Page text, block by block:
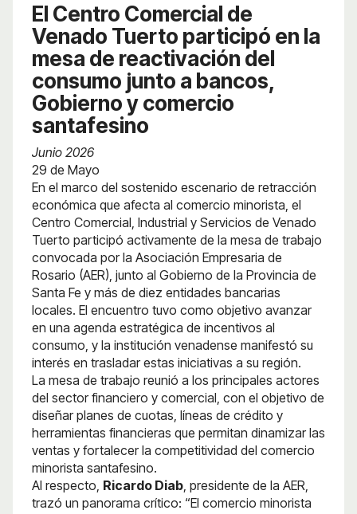
El Centro Comercial de
Venado Tuerto participó en la
mesa de reactivación del
consumo junto a bancos,
Gobierno y comercio
santafesino
Junio 2026
29 de Mayo
En el marco del sostenido escenario de retracción
económica que afecta al comercio minorista, el
Centro Comercial, Industrial y Servicios de Venado
Tuerto participó activamente de la mesa de trabajo
convocada por la Asociación Empresaria de
Rosario (AER), junto al Gobierno de la Provincia de
Santa Fe y más de diez entidades bancarias
locales. El encuentro tuvo como objetivo avanzar
en una agenda estratégica de incentivos al
consumo, y la institución venadense manifestó su
interés en trasladar estas iniciativas a su región.
La mesa de trabajo reunió a los principales actores
del sector financiero y comercial, con el objetivo de
diseñar planes de cuotas, líneas de crédito y
herramientas financieras que permitan dinamizar las
ventas y fortalecer la competitividad del comercio
minorista santafesino.
Al respecto, Ricardo Diab , presidente de la AER,
trazó un panorama crítico: “El comercio minorista